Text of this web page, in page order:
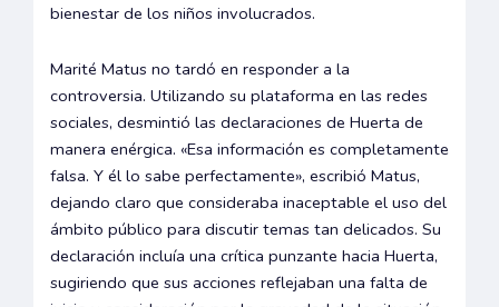
bienestar de los niños involucrados.
Marité Matus no tardó en responder a la
controversia. Utilizando su plataforma en las redes
sociales, desmintió las declaraciones de Huerta de
manera enérgica. «Esa información es completamente
falsa. Y él lo sabe perfectamente», escribió Matus,
dejando claro que consideraba inaceptable el uso del
ámbito público para discutir temas tan delicados. Su
declaración incluía una crítica punzante hacia Huerta,
sugiriendo que sus acciones reflejaban una falta de